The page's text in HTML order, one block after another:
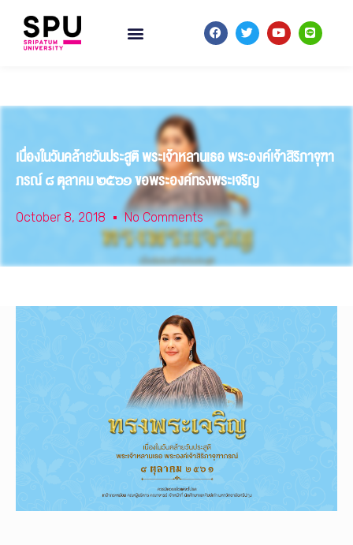
เนื่องในวันคล้ายวันประสูติ พระเจ้าหลานเธอ พระองค์เจ้าสิริภาจุฑา
ภรณ์ ๘ ตุลาคม ๒๕๖๑ ขอพระองค์ทรงพระเจริญ
October 8, 2018 No Comments